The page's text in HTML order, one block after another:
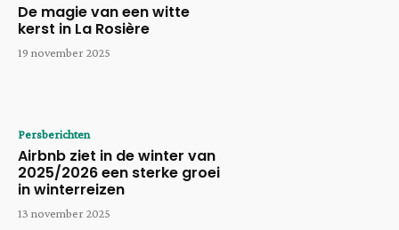
De magie van een witte
kerst in La Rosière
19 november 2025
Persberichten
Airbnb ziet in de winter van
2025/2026 een sterke groei
in winterreizen
13 november 2025